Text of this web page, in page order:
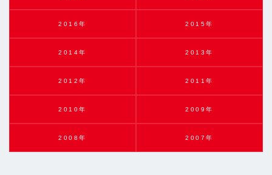
2016年 2015年
2014年 2013年
2012年 2011年
2010年 2009年
2008年 2007年